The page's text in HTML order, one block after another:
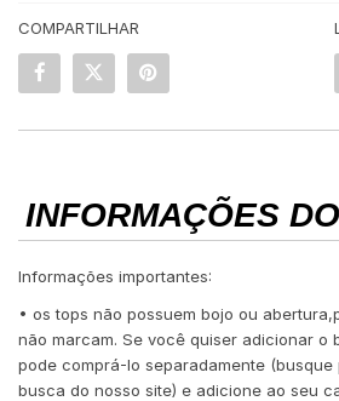
COMPARTILHAR
INFORMAÇÕES
Informações importantes:
• os tops não possuem bojo ou
não marcam. Se você quiser adicionar o
pode comprá-lo separadamente
busca do nosso site) e adicione ao seu